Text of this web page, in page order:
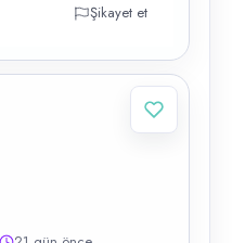
Şikayet et